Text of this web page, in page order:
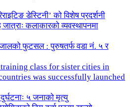
डेस्टिनी’ को विशेष प्रदर्शनी
जात्राः कलाकारको व्यवस्थापनमा
फुटसल : पुरुषतर्फ वडा नं. ५ र
class for sister cities in
was successfully launched
५ जनाको मृत्यु